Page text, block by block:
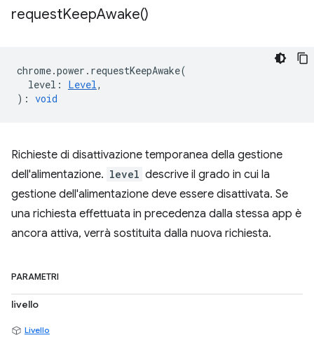
requestKeepAwake()
chrome.power . requestKeepAwake(
level : Level,
) : void
Richieste di disattivazione temporanea della gestione
dell'alimentazione. level descrive il grado in cui la
gestione dell'alimentazione deve essere disattivata. Se
una richiesta effettuata in precedenza dalla stessa app è
ancora attiva, verrà sostituita dalla nuova richiesta.
PARAMETRI
livello
Livello